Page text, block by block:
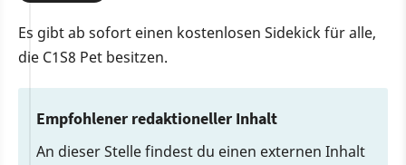
Es gibt ab sofort einen kostenlosen Sidekick für alle,
die C1S8 Pet besitzen.
Empfohlener redaktioneller Inhalt
An dieser Stelle findest du einen externen Inhalt